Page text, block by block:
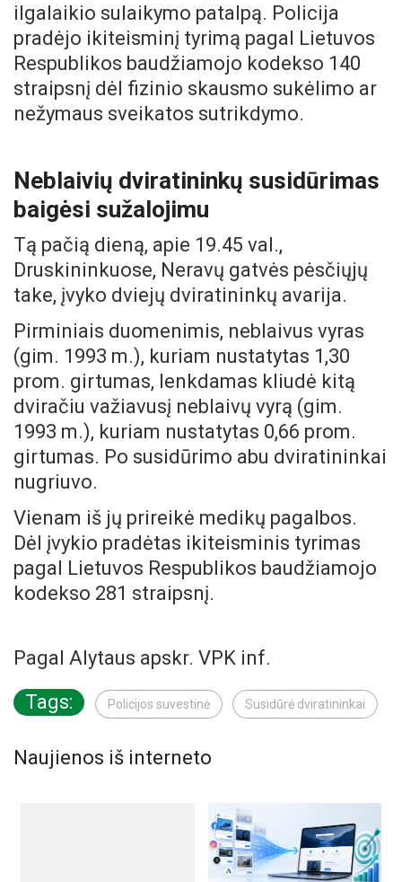
ilgalaikio sulaikymo patalpą. Policija
pradėjo ikiteisminį tyrimą pagal Lietuvos
Respublikos baudžiamojo kodekso 140
straipsnį dėl fizinio skausmo sukėlimo ar
nežymaus sveikatos sutrikdymo.
Neblaivių dviratininkų susidūrimas
baigėsi sužalojimu
Tą pačią dieną, apie 19.45 val.,
Druskininkuose, Neravų gatvės pėsčiųjų
take, įvyko dviejų dviratininkų avarija.
Pirminiais duomenimis, neblaivus vyras
(gim. 1993 m.), kuriam nustatytas 1,30
prom. girtumas, lenkdamas kliudė kitą
dviračiu važiavusį neblaivų vyrą (gim.
1993 m.), kuriam nustatytas 0,66 prom.
girtumas. Po susidūrimo abu dviratininkai
nugriuvo.
Vienam iš jų prireikė medikų pagalbos.
Dėl įvykio pradėtas ikiteisminis tyrimas
pagal Lietuvos Respublikos baudžiamojo
kodekso 281 straipsnį.
Pagal Alytaus apskr. VPK inf.
Tags:
Policijos suvestinė Susidūrė dviratininkai
Naujienos iš interneto